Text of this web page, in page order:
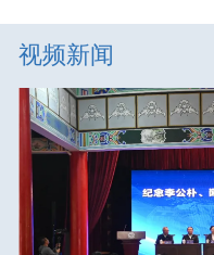
视频新闻